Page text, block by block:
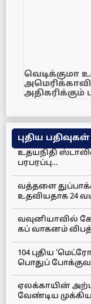
வெடிக்குமா
புதிய பதிவுகள்
உதயநிதி
பரபரப்பு…
வத்தளை
உதவியதாக 24
வவுனியாவில்
கப் வாகனம்
104 புதிய
பொதுப்
ஏலக்காயின்
வேண்டிய